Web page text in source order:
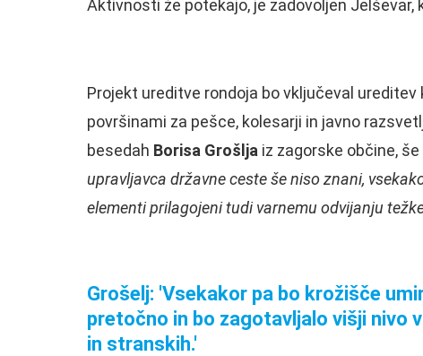
Aktivnosti že potekajo, je zadovoljen Jelševar,
Projekt ureditve rondoja bo vključeval
površinami za pešce, kolesarji in javno
besedah Borisa Grošlja iz zagorske občine,
upravljavca državne ceste še niso znani,
elementi prilagojeni tudi varnemu odvijanju
Grošelj: 'Vsekakor pa bo krožišče
pretočno in bo zagotavljalo višji nivo
in stranskih.'